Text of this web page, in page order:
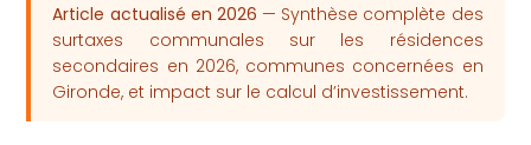
Article actualisé en 2026 — Synthèse complète des
surtaxes communales sur les résidences
secondaires en 2026, communes concernées en
Gironde, et impact sur le calcul d’investissement.